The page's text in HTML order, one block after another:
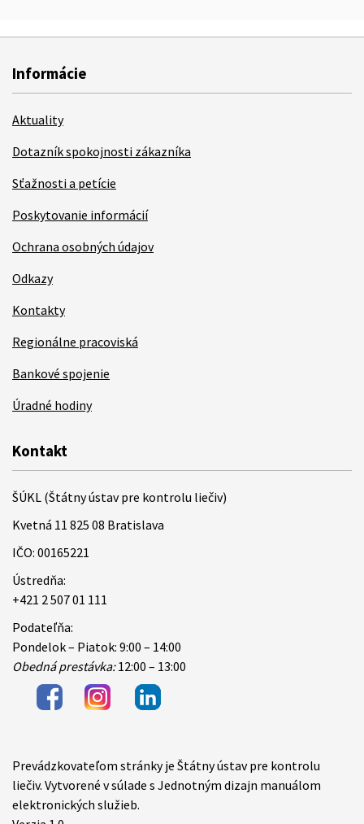
Informácie
Aktuality
Dotazník spokojnosti zákazníka
Sťažnosti a petície
Poskytovanie informácií
Ochrana osobných údajov
Odkazy
Kontakty
Regionálne pracoviská
Bankové spojenie
Úradné hodiny
Kontakt
ŠÚKL (Štátny ústav pre kontrolu liečiv)
Kvetná 11 825 08 Bratislava
IČO: 00165221
Ústredňa:
+421 2 507 01 111
Podateľňa:
Pondelok – Piatok: 9:00 – 14:00
Obedná prestávka:12:00 – 13:00
Items
Prevádzkovateľom stránky je Štátny ústav pre kontrolu
liečiv. Vytvorené v súlade s Jednotným dizajn manuálom
elektronických služieb.